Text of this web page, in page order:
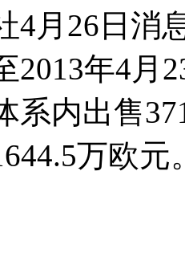
4月26日消
2013年4月
系内出售
万欧元